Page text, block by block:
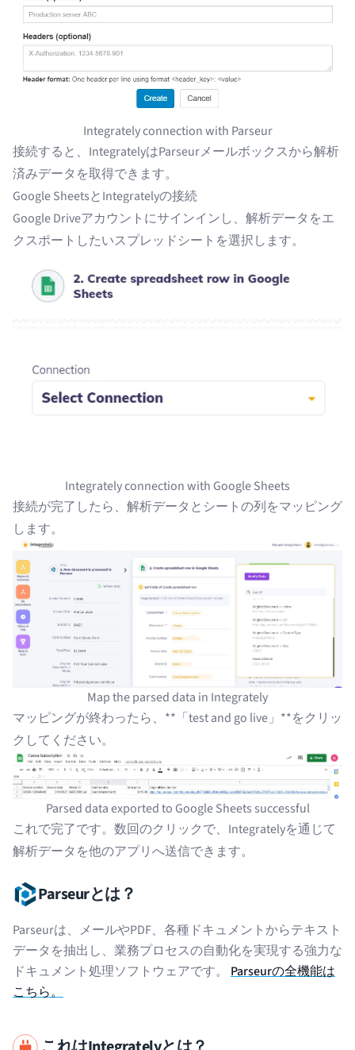
Integrately connection with Parseur
接続すると、IntegratelyはParseurメールボックスから解析
済みデータを取得できます。
Google SheetsとIntegratelyの接続
Google Driveアカウントにサインインし、解析データをエ
クスポートしたいスプレッドシートを選択します。
Integrately connection with Google Sheets
接続が完了したら、解析データとシートの列をマッピング
します。
Map the parsed data in Integrately
マッピングが終わったら、**「test and go live」**をクリッ
クしてください。
Parsed data exported to Google Sheets successful
これで完了です。数回のクリックで、Integratelyを通じて
解析データを他のアプリへ送信できます。
Parseurとは？
Parseurは、メールやPDF、各種ドキュメントからテキスト
データを抽出し、業務プロセスの自動化を実現する強力な
ドキュメント処理ソフトウェアです。 Parseurの全機能は
こちら。